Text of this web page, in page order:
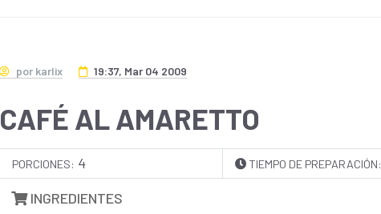
por karlix 19:37, Mar 04 2009
CAFÉ AL AMARETTO
PORCIONES: 4 TIEMPO DE PREPARACIÓN:
INGREDIENTES